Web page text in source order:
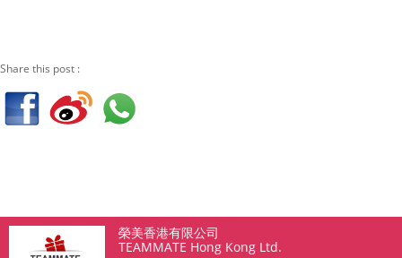
Share this post :
榮美香港有限公司
TEAMMATE Hong Kong Ltd.